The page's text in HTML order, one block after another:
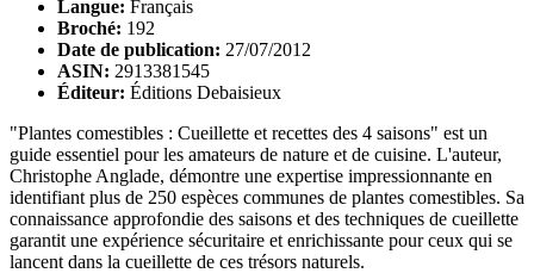
Langue: Français
Broché: 192
Date de publication: 27/07/2012
ASIN: 2913381545
Éditeur: Éditions Debaisieux
"Plantes comestibles : Cueillette et recettes des 4 saisons" est un
guide essentiel pour les amateurs de nature et de cuisine. L'auteur,
Christophe Anglade, démontre une expertise impressionnante en
identifiant plus de 250 espèces communes de plantes comestibles. Sa
connaissance approfondie des saisons et des techniques de cueillette
garantit une expérience sécuritaire et enrichissante pour ceux qui se
lancent dans la cueillette de ces trésors naturels.